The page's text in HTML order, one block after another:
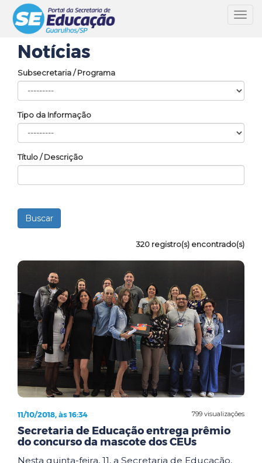
Notícias
Subsecretaria / Programa
Tipo da Informação
Título / Descrição
320 registro(s) encontrado(s)
799 visualizações
11/10/2018, às 16:34
Secretaria de Educação entrega prêmio
do concurso da mascote dos CEUs
Nesta quinta-feira, 11, a Secretaria de Educação,